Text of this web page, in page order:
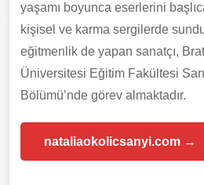
yaşamı boyunca eserlerini
kişisel ve karma sergilerde
eğitmenlik de yapan sanatçı,
Üniversitesi Eğitim Fakültesi
Bölümü’nde görev almaktadır.
nataliaokolicsanyi.com →